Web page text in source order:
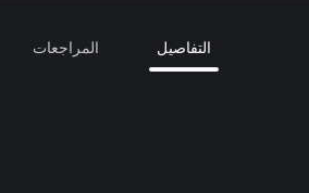
التفاصيل المراجعات